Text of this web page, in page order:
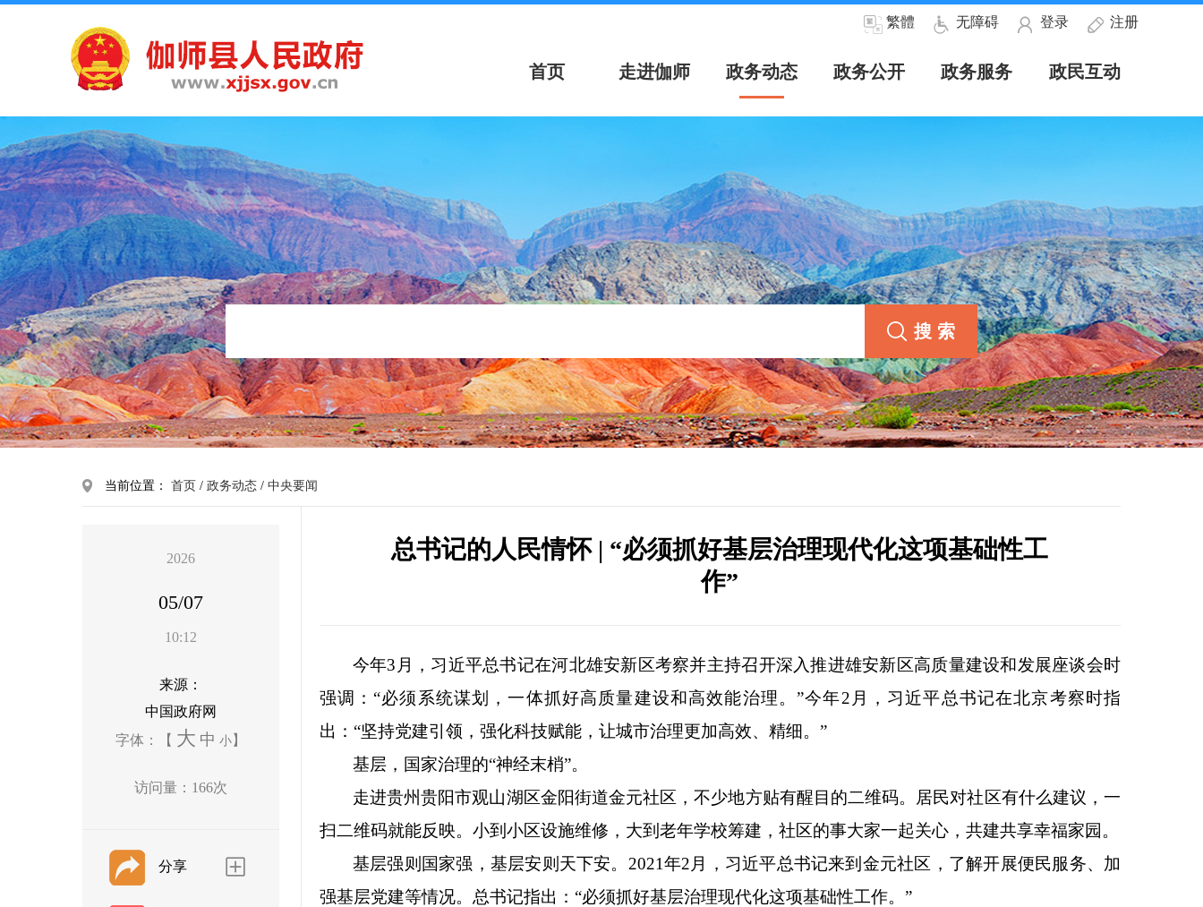
繁體 无障碍 登录 注册
首页 走进伽师 政务动态 政务公开 政务服务 政民互动
当前位置： 首页 / 政务动态 / 中央要闻
2026
05/07
10:12
来源：
中国政府网
字体：【 大 中 小 】
访问量： 166次
分享
总书记的人民情怀 | “必须抓好基层治理现代化这项基础性工
作”
今年3月，习近平总书记在河北雄安新区考察并主持召开深入推进雄安新区高质量建设和发展座谈会时
强调：“必须系统谋划，一体抓好高质量建设和高效能治理。”今年2月，习近平总书记在北京考察时指
出：“坚持党建引领，强化科技赋能，让城市治理更加高效、精细。”
基层，国家治理的“神经末梢”。
走进贵州贵阳市观山湖区金阳街道金元社区，不少地方贴有醒目的二维码。居民对社区有什么建议，一
扫二维码就能反映。小到小区设施维修，大到老年学校筹建，社区的事大家一起关心，共建共享幸福家园。
基层强则国家强，基层安则天下安。2021年2月，习近平总书记来到金元社区，了解开展便民服务、加
强基层党建等情况。总书记指出：“必须抓好基层治理现代化这项基础性工作。”